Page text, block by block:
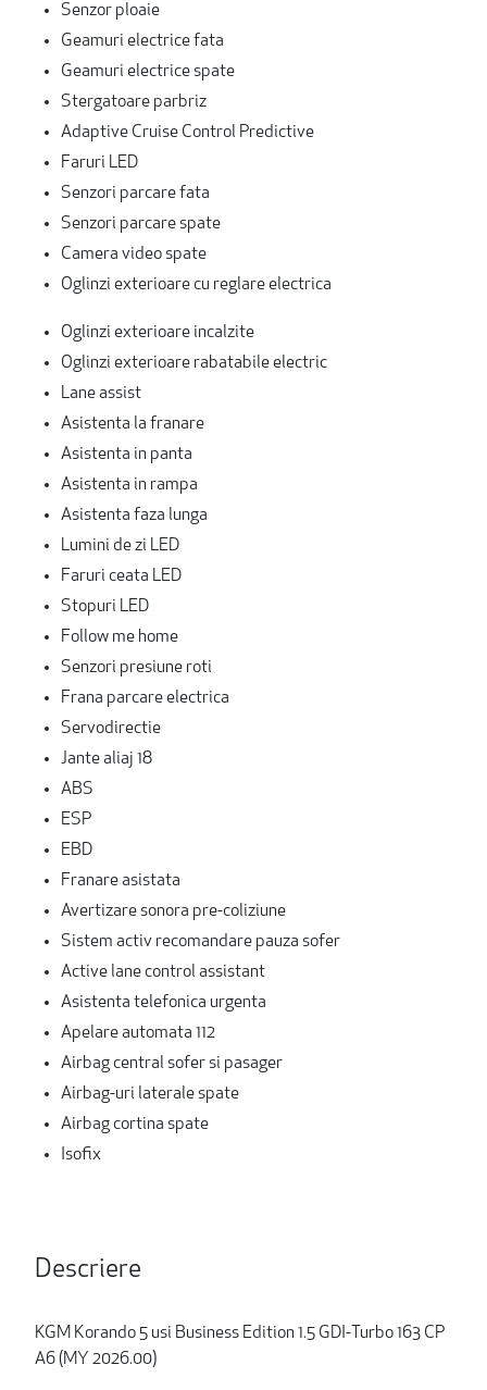
Senzor ploaie
Geamuri electrice fata
Geamuri electrice spate
Stergatoare parbriz
Adaptive Cruise Control Predictive
Faruri LED
Senzori parcare fata
Senzori parcare spate
Camera video spate
Oglinzi exterioare cu reglare electrica
Oglinzi exterioare incalzite
Oglinzi exterioare rabatabile electric
Lane assist
Asistenta la franare
Asistenta in panta
Asistenta in rampa
Asistenta faza lunga
Lumini de zi LED
Faruri ceata LED
Stopuri LED
Follow me home
Senzori presiune roti
Frana parcare electrica
Servodirectie
Jante aliaj 18
ABS
ESP
EBD
Franare asistata
Avertizare sonora pre-coliziune
Sistem activ recomandare pauza sofer
Active lane control assistant
Asistenta telefonica urgenta
Apelare automata 112
Airbag central sofer si pasager
Airbag-uri laterale spate
Airbag cortina spate
Isofix
Descriere
KGM Korando 5 usi Business Edition 1.5 GDI-Turbo 163 CP
A6 (MY 2026.00)